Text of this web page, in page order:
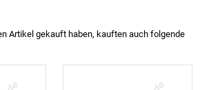
Artikel gekauft haben, kauften auch folgende